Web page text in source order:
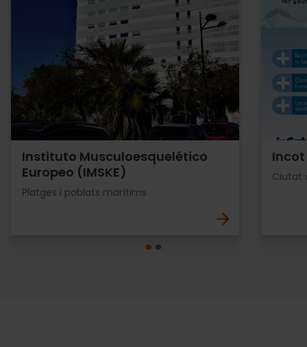
Instituto Musculoesquelético
Europeo (IMSKE)
Platges i poblats marítims
Incot
Ciutat